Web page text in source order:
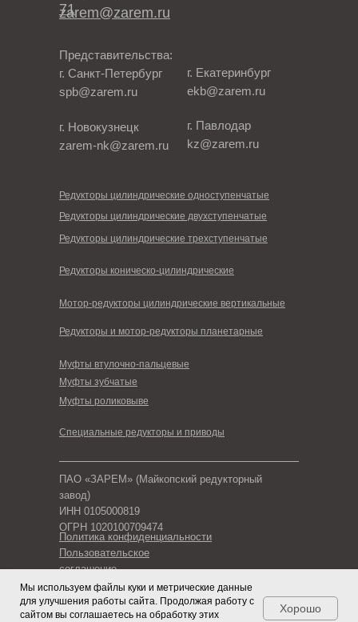
Мы используем файлы куки и метрические данные
для улучшения работы сайта. Продолжая работу с
сайтом вы соглашаетесь на обработку этих
Хорошо
71
zarem@zarem.ru
Редукторы цилиндрические одноступенчатые
Редукторы цилиндрические двухступенчатые
Редукторы цилиндрические трехступенчатые
Редукторы коническо-цилиндрические
Мотор-редукторы цилиндрические вертикальные
Редукторы и мотор-редукторы планетарные
Специальные редукторы и приводы
Муфты зубчатые
Муфты втулочно-пальцевые
Муфты роликовыве
©2001-2025 ПАО «ЗАРЕМ»
Все права защищены.
Пользовательское
соглашение
Политика конфиденциальности
ПАО «ЗАРЕМ» (Майкопский редукторный
завод)
ИНН 0105000819
ОГРН 1020100709474
Представительства:
г. Санкт-Петербург
spb@zarem.ru
г. Екатеринбург
ekb@zarem.ru
г. Новокузнецк
zarem-nk@zarem.ru
г. Павлодар
kz@zarem.ru